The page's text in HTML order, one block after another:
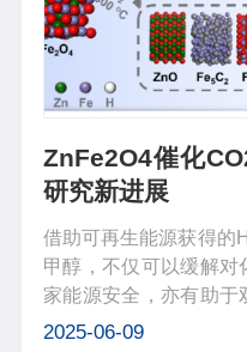
ZnFe2O4催化
研究新进展
借助可再生能源获得的
甲醇，不仅可以缓解对
家能源安全，亦有助于
可作为化工基础原料，
2025-06-09